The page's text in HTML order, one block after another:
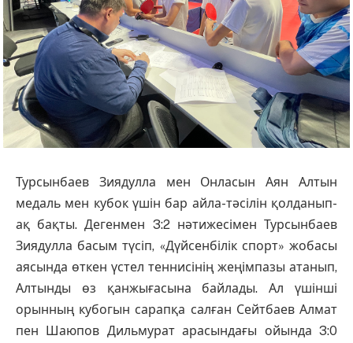
Турсынбаев Зиядулла мен Онласын Аян Алтын
медаль мен кубок үшін бар айла-тәсілін қолданып-
ақ бақты. Дегенмен 3:2 нәтижесімен Турсынбаев
Зиядулла басым түсіп, «Дүйсенбілік спорт» жобасы
аясында өткен үстел теннисінің жеңімпазы атанып,
Алтынды өз қанжығасына байлады. Ал үшінші
орынның кубогын сарапқа салған Сейтбаев Алмат
пен Шаюпов Дильмурат арасындағы ойында 3:0